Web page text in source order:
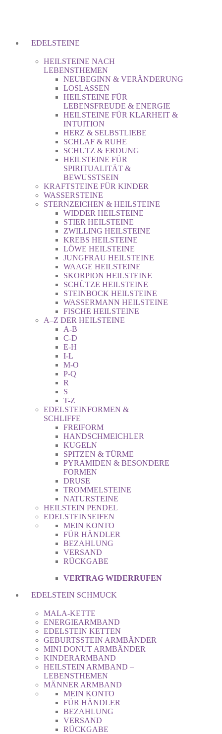
EDELSTEINE
HEILSTEINE NACH
LEBENSTHEMEN
NEUBEGINN & VERÄNDERUNG
LOSLASSEN
HEILSTEINE FÜR
LEBENSFREUDE & ENERGIE
HEILSTEINE FÜR KLARHEIT &
INTUITION
HERZ & SELBSTLIEBE
SCHLAF & RUHE
SCHUTZ & ERDUNG
HEILSTEINE FÜR
SPIRITUALITÄT &
BEWUSSTSEIN
KRAFTSTEINE FÜR KINDER
WASSERSTEINE
STERNZEICHEN & HEILSTEINE
WIDDER HEILSTEINE
STIER HEILSTEINE
ZWILLING HEILSTEINE
KREBS HEILSTEINE
LÖWE HEILSTEINE
JUNGFRAU HEILSTEINE
WAAGE HEILSTEINE
SKORPION HEILSTEINE
SCHÜTZE HEILSTEINE
STEINBOCK HEILSTEINE
WASSERMANN HEILSTEINE
FISCHE HEILSTEINE
A–Z DER HEILSTEINE
A-B
C-D
E-H
I-L
M-O
P-Q
R
S
T-Z
EDELSTEINFORMEN &
SCHLIFFE
FREIFORM
HANDSCHMEICHLER
KUGELN
SPITZEN & TÜRME
PYRAMIDEN & BESONDERE
FORMEN
DRUSE
TROMMELSTEINE
NATURSTEINE
HEILSTEIN PENDEL
EDELSTEINSEIFEN
MEIN KONTO
FÜR HÄNDLER
BEZAHLUNG
VERSAND
RÜCKGABE
VERTRAG WIDERRUFEN
EDELSTEIN SCHMUCK
MALA-KETTE
ENERGIEARMBAND
EDELSTEIN KETTEN
GEBURTSSTEIN ARMBÄNDER
MINI DONUT ARMBÄNDER
KINDERARMBAND
HEILSTEIN ARMBAND –
LEBENSTHEMEN
MÄNNER ARMBAND
MEIN KONTO
FÜR HÄNDLER
BEZAHLUNG
VERSAND
RÜCKGABE